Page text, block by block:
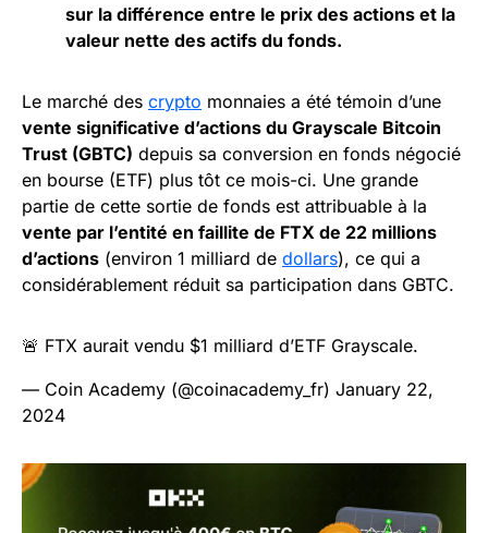
sur la différence entre le prix des actions et la
valeur nette des actifs du fonds.
Le marché des crypto monnaies a été témoin d’une
vente significative d’actions du Grayscale Bitcoin
Trust (GBTC) depuis sa conversion en fonds négocié
en bourse (ETF) plus tôt ce mois-ci. Une grande
partie de cette sortie de fonds est attribuable à la
vente par l’entité en faillite de FTX de 22 millions
d’actions (environ 1 milliard de dollars), ce qui a
considérablement réduit sa participation dans GBTC.
🚨 FTX aurait vendu $1 milliard d’ETF Grayscale.
— Coin Academy (@coinacademy_fr) January 22,
2024